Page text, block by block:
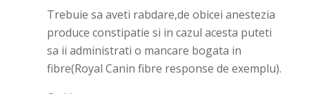
Trebuie sa aveti rabdare,de obicei anestezia
produce constipatie si in cazul acesta puteti
sa ii administrati o mancare bogata in
fibre(Royal Canin fibre response de exemplu).